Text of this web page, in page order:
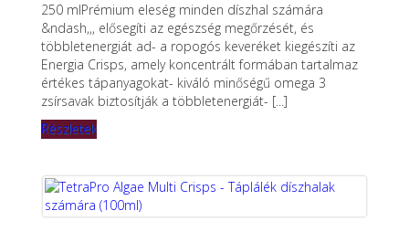
250 mlPrémium eleség minden díszhal számára
&ndash,,, elősegíti az egészség megőrzését, és
többletenergiát ad- a ropogós keveréket kiegészíti az
Energia Crisps, amely koncentrált formában tartalmaz
értékes tápanyagokat- kiváló minőségű omega 3
zsírsavak biztosítják a többletenergiát- [...]
Részletek